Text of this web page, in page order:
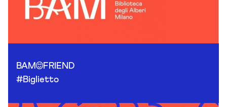
BAM
FRIEND
#Biglietto